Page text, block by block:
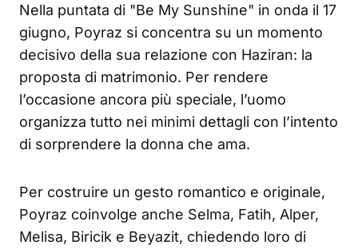
Nella puntata di "Be My Sunshine" in onda il 17
giugno, Poyraz si concentra su un momento
decisivo della sua relazione con Haziran: la
proposta di matrimonio. Per rendere
l’occasione ancora più speciale, l’uomo
organizza tutto nei minimi dettagli con l’intento
di sorprendere la donna che ama.
Per costruire un gesto romantico e originale,
Poyraz coinvolge anche Selma, Fatih, Alper,
Melisa, Biricik e Beyazit, chiedendo loro di